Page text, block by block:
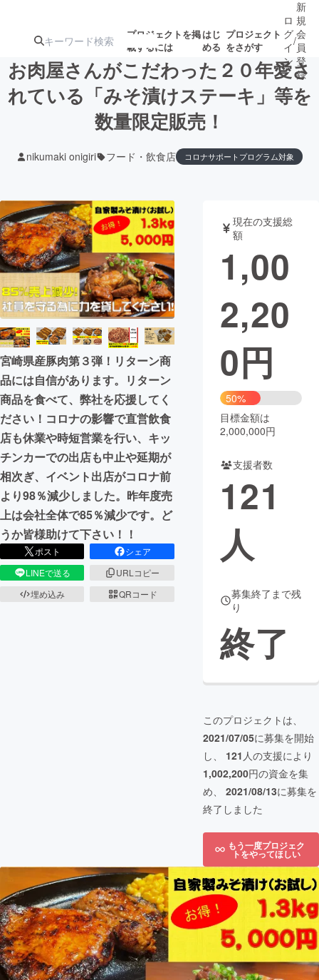
プロジェクトを掲
載するには
はじ
める
プロジェクト
をさがす
注目のリ 注目の新着プロ募集終了が近いプ
テクノロジー・ガジェット ゲーム・サ
映像・映画 書籍・雑誌
ビジネス・起業 チャレンジ
まちづくり・地域活性化
CAMPFIRE for Social Good
CAMPFIRE Creation
CAMPFIREふるさと納税machi-ya コミュニティ
ロ
グ
イ
ン
/
新
規
会
員
登
録
お肉屋さんがこだわった２０年愛さ
れている「みそ漬けステーキ」等を
数量限定販売！
nikumaki onigiri フード・飲食店 コロナサポートプログラム対象
宮崎県産豚肉第３弾！リターン商
品には自信があります。リターン
商品を食べて、弊社を応援してく
ださい！コロナの影響で直営飲食
店も休業や時短営業を行い、キッ
チンカーでの出店も中止や延期が
相次ぎ、イベント出店がコロナ前
より98％減少しました。昨年度売
上は会社全体で85％減少です。ど
うか皆様助けて下さい！！
ポスト
シェア
LINEで送る
URLコピー
埋め込み
QRコード
現在の支援総
額
1,00
2,20
0円
50%
目標金額は
2,000,000円
支援者数
121
人
募集終了まで残
り
終了
このプロジェクトは、
2021/07/05に募集を開始
し、 121 人の支援により
1,002,200円の資金を集
め、 2021/08/13に募集を
終了しました
もう一度プロジェク
トをやってほしい